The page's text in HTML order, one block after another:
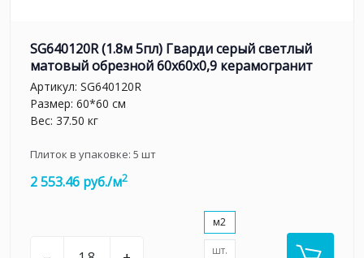
SG640120R (1.8м 5пл) Гварди серый светлый
матовый обрезной 60x60x0,9 керамогранит
Артикул: SG640120R
Размер: 60*60 см
Вес: 37.50 кг
Плиток в упаковке: 5 шт
2 553.46 руб./м2
м2
шт.